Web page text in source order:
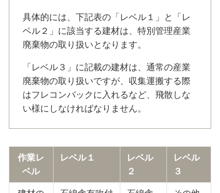
具体的には、下記表の「レベル１」と「レ
ベル２」に該当する建材は、特別管理産業
廃棄物の取り扱いとなります。
「レベル３」に記載の建材は、通常の産業
廃棄物の取り扱いですが、収集運搬する際
はフレコンバックに入れるなど、飛散しな
い様にしなければなりません。
作業レ
ベル
レベル１
レベル
２
レベル
３